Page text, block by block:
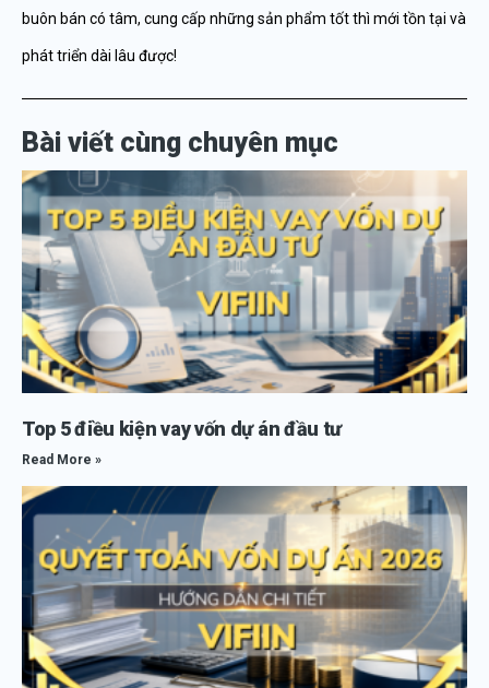
buôn bán có tâm, cung cấp những sản phẩm tốt thì mới tồn tại và
phát triển dài lâu được!
Bài viết cùng chuyên mục
Top 5 điều kiện vay vốn dự án đầu tư
Read More »